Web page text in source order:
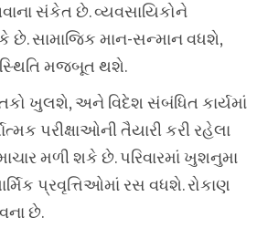
સંકેત છે. વ્યવસાયિકોને
છે. સામાજિક માન-સન્માન વધશે,
મજબૂત થશે.
તકો ખુલશે, અને વિદેશ સંબંધિત કાર્યમાં
પરીક્ષાઓની તૈયારી કરી રહેલા
મળી શકે છે. પરિવારમાં ખુશનુમા
પ્રવૃત્તિઓમાં રસ વધશે. રોકાણ
છે.